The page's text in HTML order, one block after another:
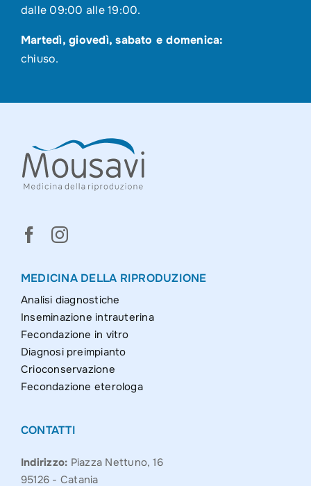
dalle 09:00 alle 19:00.
Martedì, giovedì, sabato e domenica:
chiuso.
MEDICINA DELLA RIPRODUZIONE
Analisi diagnostiche
Inseminazione intrauterina
Fecondazione in vitro
Diagnosi preimpianto
Crioconservazione
Fecondazione eterologa
CONTATTI
Indirizzo: Piazza Nettuno, 16
95126 - Catania